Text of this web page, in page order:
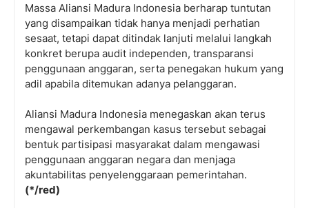
Massa Aliansi Madura Indonesia berharap tuntutan
yang disampaikan tidak hanya menjadi perhatian
sesaat, tetapi dapat ditindak lanjuti melalui langkah
konkret berupa audit independen, transparansi
penggunaan anggaran, serta penegakan hukum yang
adil apabila ditemukan adanya pelanggaran.
Aliansi Madura Indonesia menegaskan akan terus
mengawal perkembangan kasus tersebut sebagai
bentuk partisipasi masyarakat dalam mengawasi
penggunaan anggaran negara dan menjaga
akuntabilitas penyelenggaraan pemerintahan.
(*/red)